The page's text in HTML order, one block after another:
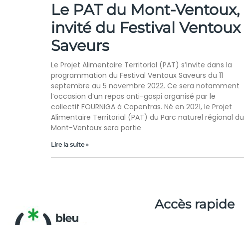
Le PAT du Mont-Ventoux,
invité du Festival Ventoux
Saveurs
Le Projet Alimentaire Territorial (PAT) s’invite dans la
programmation du Festival Ventoux Saveurs du 11
septembre au 5 novembre 2022. Ce sera notamment
l’occasion d’un repas anti-gaspi organisé par le
collectif FOURNIGA à Capentras. Né en 2021, le Projet
Alimentaire Territorial (PAT) du Parc naturel régional du
Mont-Ventoux sera partie
Lire la suite »
Accès rapide